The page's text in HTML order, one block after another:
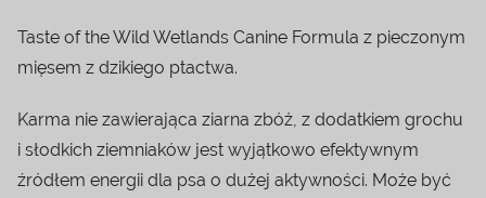
Taste of the Wild Wetlands Canine Formula z pieczonym
mięsem z dzikiego ptactwa.
Karma nie zawierająca ziarna zbóż, z dodatkiem grochu
i słodkich ziemniaków jest wyjątkowo efektywnym
źródłem energii dla psa o dużej aktywności. Może być